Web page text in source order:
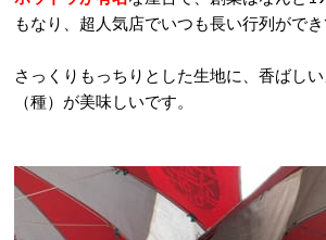
もなり、超人気店でいつも長い行列ができ
さっくりもっちりとした生地に、香ばし
（種）が美味しいです。